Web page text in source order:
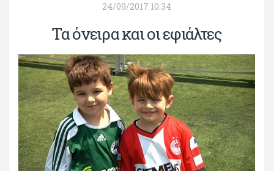
24/09/2017 10:34
Τα όνειρα και οι εφιάλτες